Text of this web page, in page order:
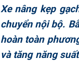
Xe nâng kẹp
chuyển nội bộ.
hoàn toàn
và tăng năng